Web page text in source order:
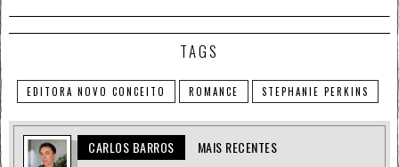
TAGS
EDITORA NOVO CONCEITO ROMANCE STEPHANIE PERKINS
CARLOS BARROS MAIS RECENTES